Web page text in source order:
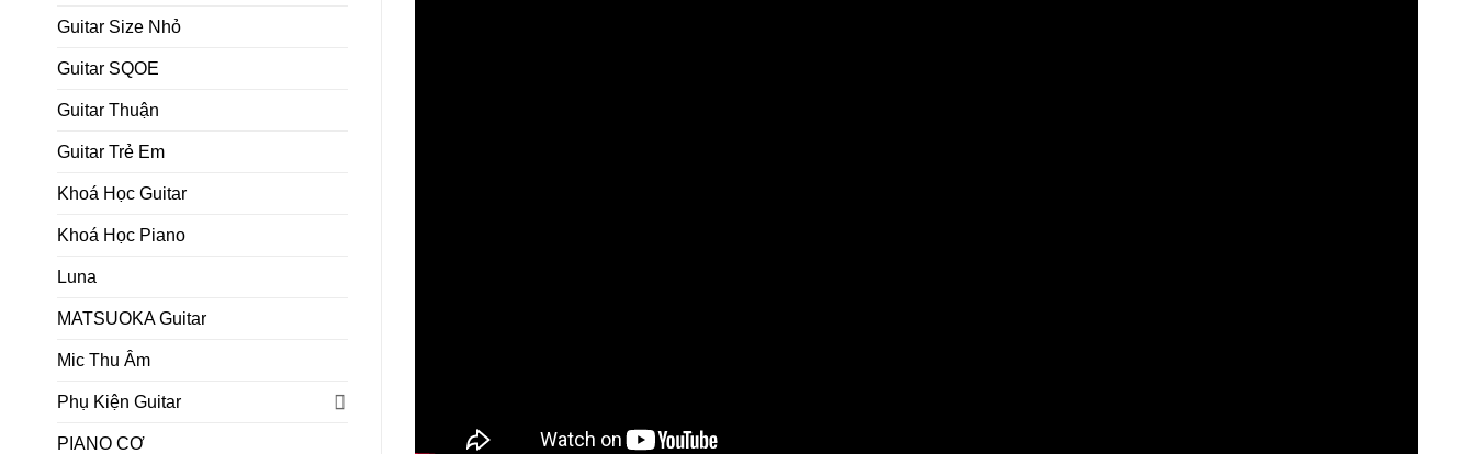
Guitar Size Nhỏ
Guitar SQOE
Guitar Thuận
Guitar Trẻ Em
Khoá Học Guitar
Khoá Học Piano
Luna
MATSUOKA Guitar
Mic Thu Âm
Phụ Kiện Guitar
PIANO CƠ